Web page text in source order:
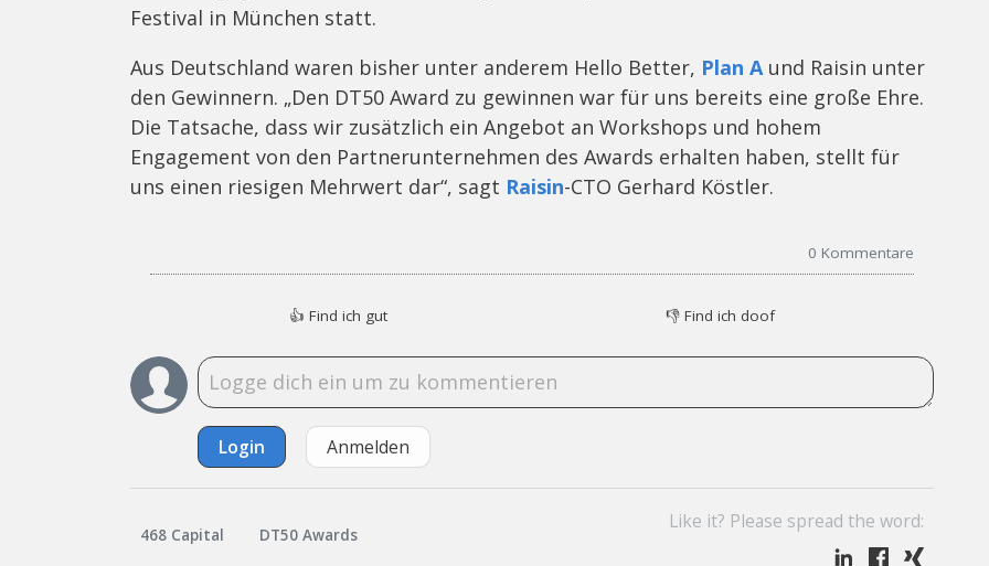
Festival in München statt.
Aus Deutschland waren bisher unter anderem Hello Better, Plan Aund Raisin unter
den Gewinnern. „Den DT50 Award zu gewinnen war für uns bereits eine große Ehre.
Die Tatsache, dass wir zusätzlich ein Angebot an Workshops und hohem
Engagement von den Partnerunternehmen des Awards erhalten haben, stellt für
uns einen riesigen Mehrwert dar“, sagt Raisin-CTO Gerhard Köstler.
0 Kommentare
👍 Find ich gut 👎 Find ich doof
Login Anmelden
468 Capital DT50 Awards
Like it? Please spread the word: